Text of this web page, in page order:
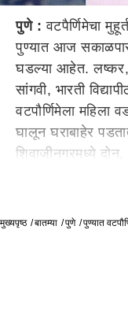
पुणे : वटपैर्णिमेचा
पुण्यात आज
घडल्या आहेत. लष्कर,
सांगवी, भारती
वटपौर्णिमेला महिला
घालून घराबाहेर
शिवाजीनगरमध्ये
लष्करमध्ये एक,
स्नॅचिंगच्या घटना
मुख्यपृष्ठ बातम्या पुणे पुण्यात